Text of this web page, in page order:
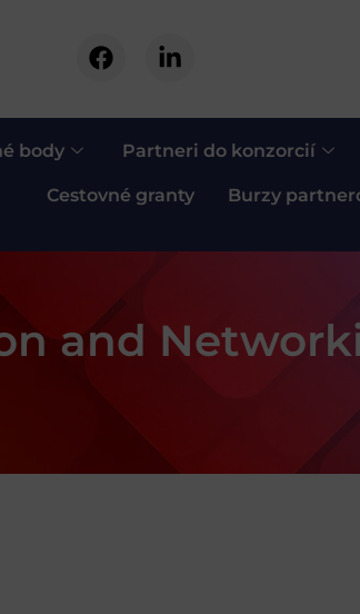
body Partneri do konzorcií
Cestovné granty Burzy
and